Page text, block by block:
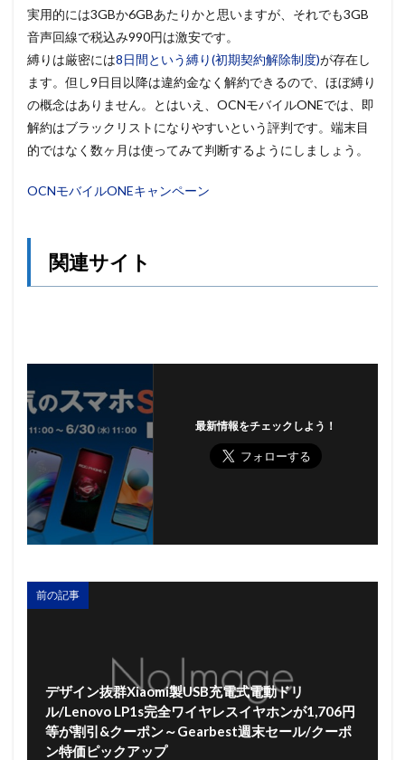
実用的には3GBか6GBあたりかと思いますが、それでも3GB
音声回線で税込み990円は激安です。
縛りは厳密には8日間という縛り(初期契約解除制度)が存在し
ます。但し9日目以降は違約金なく解約できるので、ほぼ縛り
の概念はありません。とはいえ、OCNモバイルONEでは、即
解約はブラックリストになりやすいという評判です。端末目
的ではなく数ヶ月は使ってみて判断するようにしましょう。
OCNモバイルONEキャンペーン
関連サイト
最新情報をチェックしよう！
前の記事
デザイン抜群Xiaomi製USB充電式電動ドリ
ル/Lenovo LP1s完全ワイヤレスイヤホンが1,706円
等が割引&クーポン～Gearbest週末セール/クーポ
ン特価ピックアップ